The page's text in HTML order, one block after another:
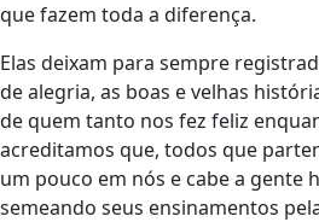
que fazem toda a diferença.
Elas deixam para sempre
de alegria, as boas e velhas
de quem tanto nos fez feliz
acreditamos que, todos que
um pouco em nós e cabe a gente
semeando seus ensinamentos